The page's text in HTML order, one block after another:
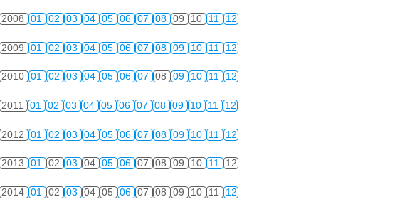
2008 01 02 03 04 05 06 07 08 09 10 11 12
2009 01 02 03 04 05 06 07 08 09 10 11 12
2010 01 02 03 04 05 06 07 08 09 10 11 12
2011 01 02 03 04 05 06 07 08 09 10 11 12
2012 01 02 03 04 05 06 07 08 09 10 11 12
2013 01 02 03 04 05 06 07 08 09 10 11 12
2014 01 02 03 04 05 06 07 08 09 10 11 12